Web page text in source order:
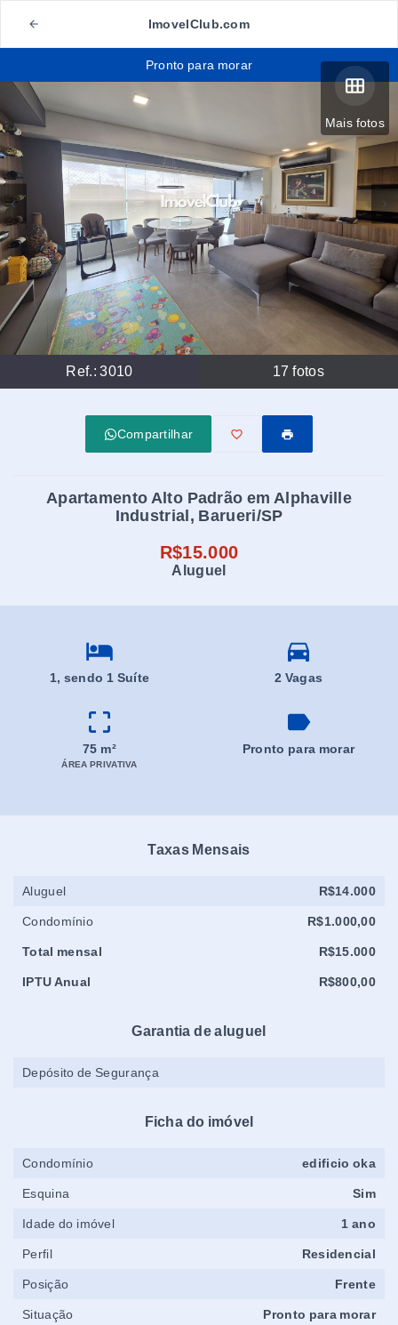
ImovelClub.com
Mais fotos
Ref.:3010 17 fotos
Pronto para morar
Compartilhar
Apartamento Alto Padrão em Alphaville
Industrial, Barueri/SP
R$15.000
Aluguel
1, sendo 1 Suíte 2 Vagas
75 m²
ÁREA PRIVATIVA
Pronto para morar
Taxas Mensais
Aluguel R$14.000
Condomínio R$1.000,00
Total mensal R$15.000
IPTU Anual R$800,00
Garantia de aluguel
Depósito de Segurança
Ficha do imóvel
Condomínio edificio oka
Esquina Sim
Idade do imóvel 1 ano
Perfil Residencial
Posição Frente
Situação Pronto para morar